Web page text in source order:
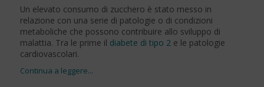
Un elevato consumo di zucchero è stato messo in
relazione con una serie di patologie o di condizioni
metaboliche che possono contribuire allo sviluppo di
malattia. Tra le prime il diabete di tipo 2 e le patologie
cardiovascolari.